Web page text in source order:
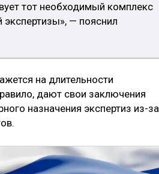
тот необходимый комплекс
экспертизы», — пояснил
на длительности
дают свои заключения
назначения экспертиз из-за